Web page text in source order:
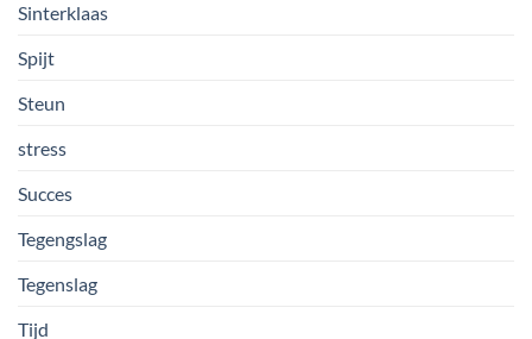
Sinterklaas
Spijt
Steun
stress
Succes
Tegengslag
Tegenslag
Tijd